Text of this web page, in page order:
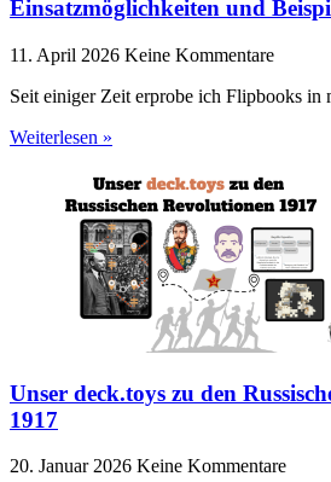
Einsatzmöglichkeiten und
11. April 2026 Keine Kommentare
Seit einiger Zeit erprobe ich Flipbooks in
Weiterlesen »
Unser deck.toys zu den
1917
20. Januar 2026 Keine Kommentare